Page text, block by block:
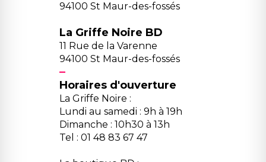
94100 St Maur-des-fossés
La Griffe Noire BD
11 Rue de la Varenne
94100 St Maur-des-fossés
Horaires d'ouverture
La Griffe Noire :
Lundi au samedi : 9h à 19h
Dimanche : 10h30 à 13h
Tel : 01 48 83 67 47